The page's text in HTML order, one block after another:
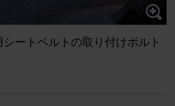
ートベルトの取り付けボルト